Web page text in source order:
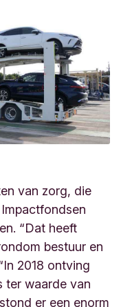
van zorg, die
“Dat heeft
bestuur en
2018 ontving
ter waarde van
er een enorm